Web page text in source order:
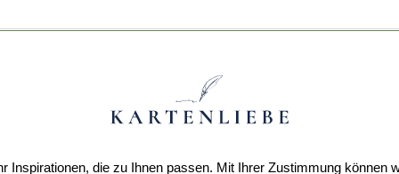
Inspirationen, die zu Ihnen passen. Mit Ihrer Zustimmung können